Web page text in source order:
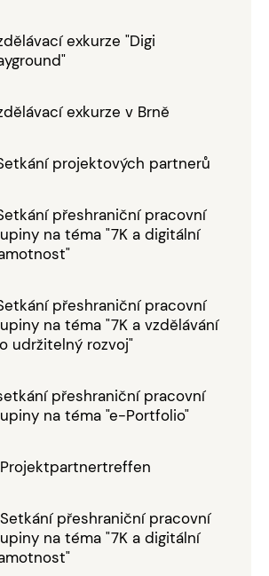
exkurze "Digi
exkurze v Brně
projektových partnerů
přeshraniční pracovní
na téma "7K a digitální
přeshraniční pracovní
na téma "7K a vzdělávání
udržitelný rozvoj"
přeshraniční pracovní
na téma "e-Portfolio"
přeshraniční pracovní
na téma "7K a digitální